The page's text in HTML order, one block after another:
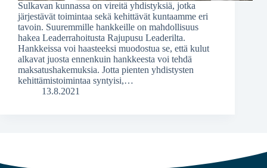
Sulkavan kunnassa on vireitä yhdistyksiä, jotka
järjestävät toimintaa sekä kehittävät kuntaamme eri
tavoin. Suuremmille hankkeille on mahdollisuus
hakea Leaderrahoitusta Rajupusu Leaderilta.
Hankkeissa voi haasteeksi muodostua se, että kulut
alkavat juosta ennenkuin hankkeesta voi tehdä
maksatushakemuksia. Jotta pienten yhdistysten
kehittämistoimintaa syntyisi,…
13.8.2021